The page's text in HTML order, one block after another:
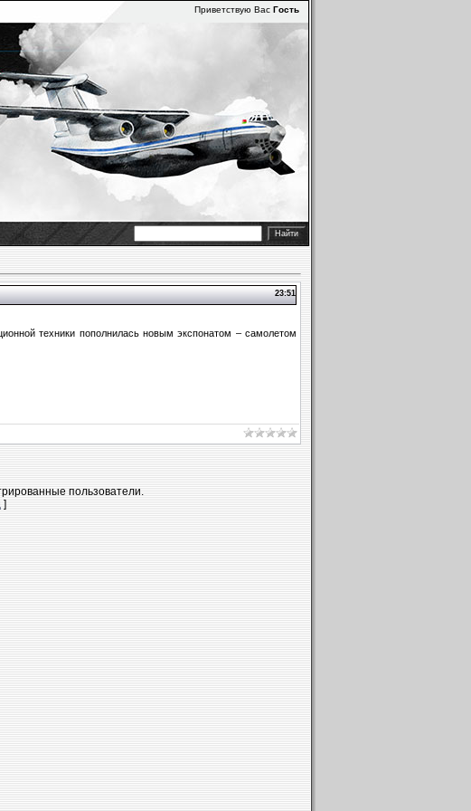
Приветствую Вас Гость
23:51
техники пополнилась новым экспонатом – самолетом
пользователи.
]